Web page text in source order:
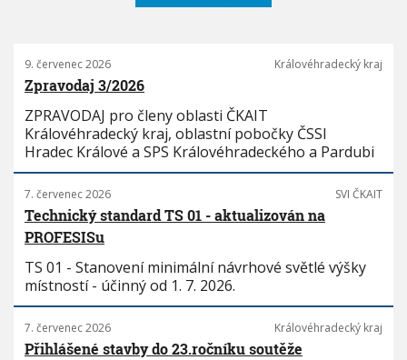
9. červenec 2026 Královéhradecký kraj
Zpravodaj 3/2026
ZPRAVODAJ pro členy oblasti ČKAIT
Královéhradecký kraj, oblastní pobočky ČSSI
Hradec Králové a SPS Královéhradeckého a Pardubi
7. červenec 2026 SVI ČKAIT
Technický standard TS 01 - aktualizován na
PROFESISu
TS 01 - Stanovení minimální návrhové světlé výšky
místností - účinný od 1. 7. 2026.
7. červenec 2026 Královéhradecký kraj
Přihlášené stavby do 23.ročníku soutěže